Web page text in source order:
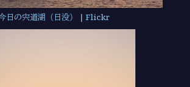
日の宍道湖（日没） | Flickr